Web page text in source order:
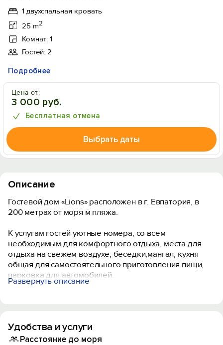
1 двухспальная кровать
25 m2
Комнат: 1
Гостей: 2
Подробнее
Цена от:
3 000 руб.
Бесплатная отмена
Выбрать даты
Описание
Гостевой дом «Lions» расположен в г. Евпатория, в
200 метрах от моря м пляжа.
К услугам гостей уютные номера, со всем
необходимым для комфортного отдыха, места для
отдыха на свежем воздухе, беседки,мангал, кухня
общая для самостоятельного приготовления пищи,
парковка для автомобилей.
Развернуть описание
Удобства и услуги
Расстояние до моря